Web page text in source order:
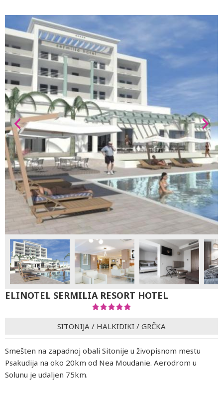
ELINOTEL SERMILIA RESORT HOTEL
SITONIJA / HALKIDIKI / GRČKA
Smešten na zapadnoj obali Sitonije u živopisnom mestu
Psakudija na oko 20km od Nea Moudanie. Aerodrom u
Solunu je udaljen 75km.